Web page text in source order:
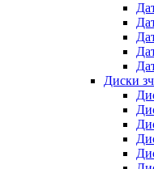
Диски